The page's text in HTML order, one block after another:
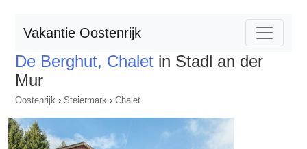
Vakantie Oostenrijk
De Berghut, Chalet in Stadl an der
Mur
Oostenrijk › Steiermark › Chalet